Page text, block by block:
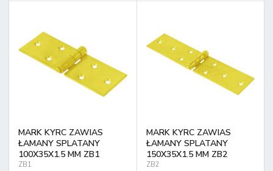
MARK KYRC ZAWIAS
ŁAMANY SPLATANY
100X35X1.5 MM ZB1
ZB1
MARK KYRC ZAWIAS
ŁAMANY SPLATANY
150X35X1.5 MM ZB2
ZB2